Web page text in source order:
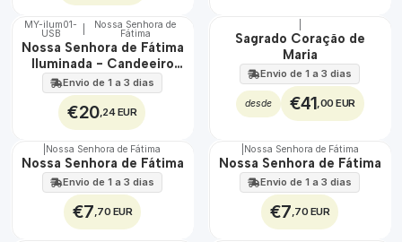
🇵🇹
100%
EXCLUSIVO
MY-ilum01-
USB
Nossa Senhora de
Fátima
Nossa Senhora de Fátima
Iluminada - Candeeiro
LED USB
Envio de 1 a 3 dias
€20,24 EUR
🇵🇹
Sagrado Coração de
Maria
Envio de 1 a 3 dias
desde €41 ,00 EUR
Nossa Senhora de Fátima
Nossa Senhora de Fátima
Envio de 1 a 3 dias
€7 ,70 EUR
Nossa Senhora de Fátima
Nossa Senhora de Fátima
Envio de 1 a 3 dias
€7 ,70 EUR